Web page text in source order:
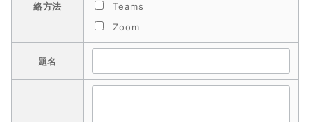
絡方法
Teams
Zoom
題名